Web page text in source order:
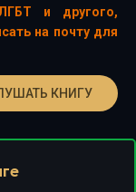
и другого,
на почту для
КНИГУ